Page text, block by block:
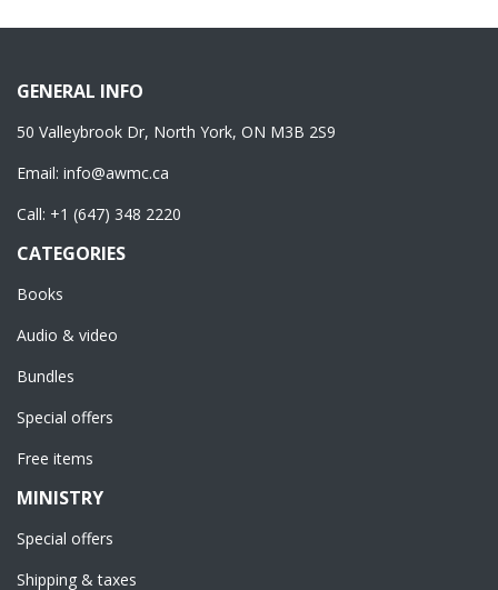
GENERAL INFO
50 Valleybrook Dr, North York, ON M3B 2S9
Email: info@awmc.ca
Call: +1 (647) 348 2220
CATEGORIES
Books
Audio & video
Bundles
Special offers
Free items
MINISTRY
Special offers
Shipping & taxes